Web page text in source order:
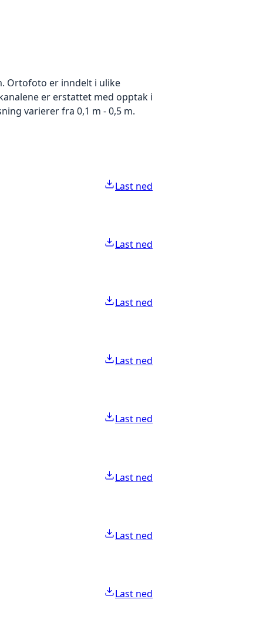
Ortofoto er inndelt i ulike
er erstattet med opptak i
varierer fra 0,1 m - 0,5 m.
Last ned
Last ned
Last ned
Last ned
Last ned
Last ned
Last ned
Last ned